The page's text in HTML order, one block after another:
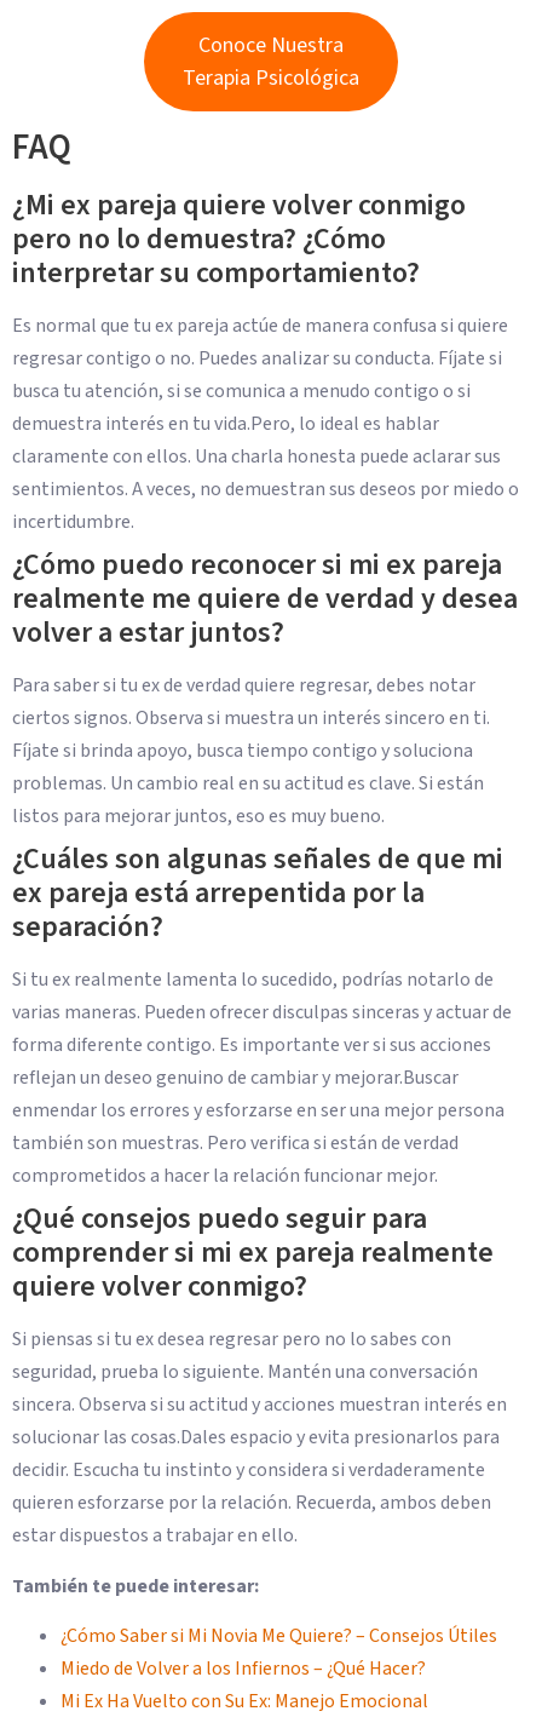
Conoce Nuestra
Terapia Psicológica
FAQ
¿Mi ex pareja quiere volver conmigo
pero no lo demuestra? ¿Cómo
interpretar su comportamiento?
Es normal que tu ex pareja actúe de manera confusa si quiere
regresar contigo o no. Puedes analizar su conducta. Fíjate si
busca tu atención, si se comunica a menudo contigo o si
demuestra interés en tu vida.Pero, lo ideal es hablar
claramente con ellos. Una charla honesta puede aclarar sus
sentimientos. A veces, no demuestran sus deseos por miedo o
incertidumbre.
¿Cómo puedo reconocer si mi ex pareja
realmente me quiere de verdad y desea
volver a estar juntos?
Para saber si tu ex de verdad quiere regresar, debes notar
ciertos signos. Observa si muestra un interés sincero en ti.
Fíjate si brinda apoyo, busca tiempo contigo y soluciona
problemas. Un cambio real en su actitud es clave. Si están
listos para mejorar juntos, eso es muy bueno.
¿Cuáles son algunas señales de que mi
ex pareja está arrepentida por la
separación?
Si tu ex realmente lamenta lo sucedido, podrías notarlo de
varias maneras. Pueden ofrecer disculpas sinceras y actuar de
forma diferente contigo. Es importante ver si sus acciones
reflejan un deseo genuino de cambiar y mejorar.Buscar
enmendar los errores y esforzarse en ser una mejor persona
también son muestras. Pero verifica si están de verdad
comprometidos a hacer la relación funcionar mejor.
¿Qué consejos puedo seguir para
comprender si mi ex pareja realmente
quiere volver conmigo?
Si piensas si tu ex desea regresar pero no lo sabes con
seguridad, prueba lo siguiente. Mantén una conversación
sincera. Observa si su actitud y acciones muestran interés en
solucionar las cosas.Dales espacio y evita presionarlos para
decidir. Escucha tu instinto y considera si verdaderamente
quieren esforzarse por la relación. Recuerda, ambos deben
estar dispuestos a trabajar en ello.
También te puede interesar:
¿Cómo Saber si Mi Novia Me Quiere? – Consejos Útiles
Miedo de Volver a los Infiernos – ¿Qué Hacer?
Mi Ex Ha Vuelto con Su Ex: Manejo Emocional